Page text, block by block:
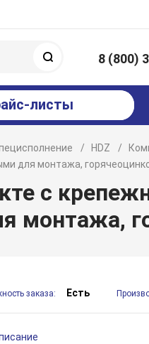
8 (800)
листы
HDZ
для монтажа,
с
монтажа,
заказа: Есть